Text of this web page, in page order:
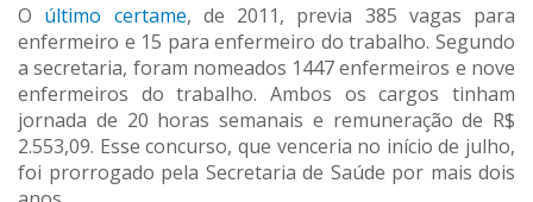
O último certame, de 2011, previa 385 vagas para
enfermeiro e 15 para enfermeiro do trabalho. Segundo
a secretaria, foram nomeados 1447 enfermeiros e nove
enfermeiros do trabalho. Ambos os cargos tinham
jornada de 20 horas semanais e remuneração de R$
2.553,09. Esse concurso, que venceria no início de julho,
foi prorrogado pela Secretaria de Saúde por mais dois